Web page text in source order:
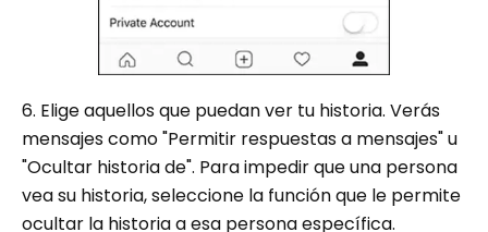
6. Elige aquellos que puedan ver tu historia. Verás
mensajes como "Permitir respuestas a mensajes" u
"Ocultar historia de". Para impedir que una persona
vea su historia, seleccione la función que le permite
ocultar la historia a esa persona específica.